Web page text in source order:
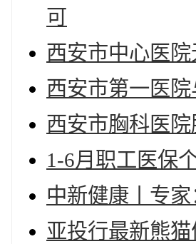
可
西安市中心医
西安市第一医
西安市胸科医
1-6月职工医保
中新健康丨专
亚投行最新熊